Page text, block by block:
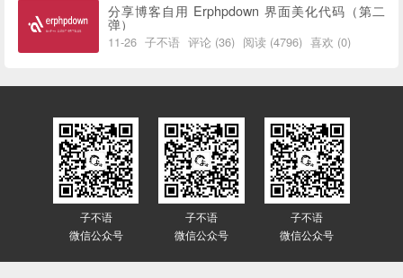
分享博客自用 Erphpdown 界面美化代码（第二
弹）
11-26 子不语 评论 (36) 阅读 (4796) 喜欢 (0)
子不语
微信公众号
子不语
微信公众号
子不语
微信公众号